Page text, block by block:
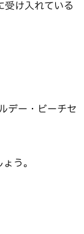
受け入れている
デー・ビーチセ
う。